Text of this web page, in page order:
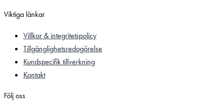
Viktiga länkar
Villkor & integritetspolicy
Tillgänglighetsredogörelse
Kundspecifik tillverkning
Kontakt
Följ oss